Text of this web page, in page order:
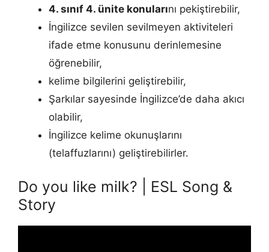
4. sınıf 4. ünite konularını pekiştirebilir,
İngilizce sevilen sevilmeyen aktiviteleri
ifade etme konusunu derinlemesine
öğrenebilir,
kelime bilgilerini geliştirebilir,
Şarkılar sayesinde İngilizce’de daha akıcı
olabilir,
İngilizce kelime okunuşlarını
(telaffuzlarını) geliştirebilirler.
Do you like milk? | ESL Song &
Story